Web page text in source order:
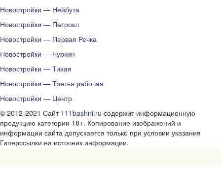
Новостройки — Нейбута
Новостройки — Патрокл
Новостройки — Первая Речка
Новостройки — Чуркин
Новостройки — Тихая
Новостройки — Третья рабочая
Новостройки — Центр
© 2012-2021 Сайт 111bashni.ru содержит информационную
продукцию категории 18+. Копирование изображений и
информации сайта допускается только при условии указания
Гиперссылки на источник информации.